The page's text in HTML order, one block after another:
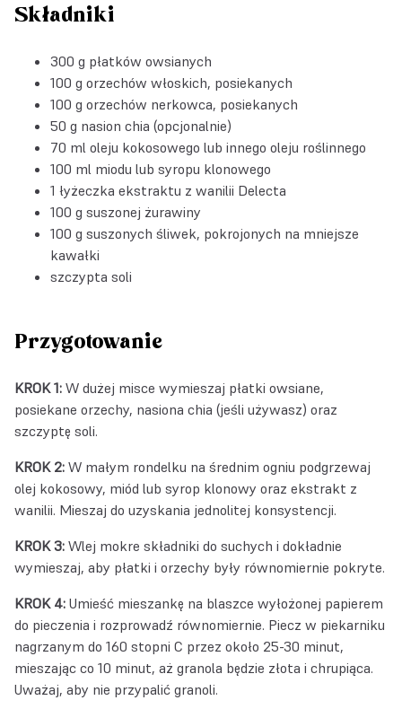
Składniki
300 g płatków owsianych
100 g orzechów włoskich, posiekanych
100 g orzechów nerkowca, posiekanych
50 g nasion chia (opcjonalnie)
70 ml oleju kokosowego lub innego oleju roślinnego
100 ml miodu lub syropu klonowego
1 łyżeczka ekstraktu z wanilii Delecta
100 g suszonej żurawiny
100 g suszonych śliwek, pokrojonych na mniejsze
kawałki
szczypta soli
Przygotowanie
KROK 1: W dużej misce wymieszaj płatki owsiane,
posiekane orzechy, nasiona chia (jeśli używasz) oraz
szczyptę soli.
KROK 2: W małym rondelku na średnim ogniu podgrzewaj
olej kokosowy, miód lub syrop klonowy oraz ekstrakt z
wanilii. Mieszaj do uzyskania jednolitej konsystencji.
KROK 3: Wlej mokre składniki do suchych i dokładnie
wymieszaj, aby płatki i orzechy były równomiernie pokryte.
KROK 4: Umieść mieszankę na blaszce wyłożonej papierem
do pieczenia i rozprowadź równomiernie. Piecz w piekarniku
nagrzanym do 160 stopni C przez około 25-30 minut,
mieszając co 10 minut, aż granola będzie złota i chrupiąca.
Uważaj, aby nie przypalić granoli.